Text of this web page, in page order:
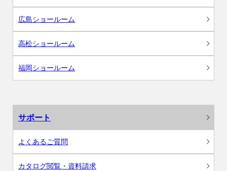
広島ショールーム
高松ショールーム
福岡ショールーム
サポート
よくあるご質問
カタログ閲覧・資料請求